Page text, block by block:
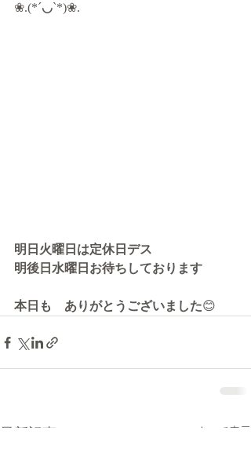
❀.(*´◡`*)❀.
明日火曜日は定休日デス
明後日水曜日お待ちしております
本日も　ありがとうございました😊
すべて表示